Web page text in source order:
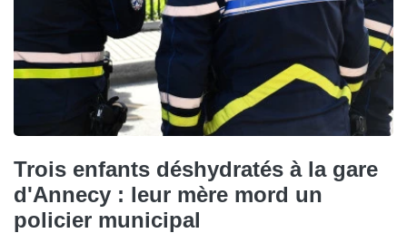
Trois enfants déshydratés à la gare
d'Annecy : leur mère mord un
policier municipal